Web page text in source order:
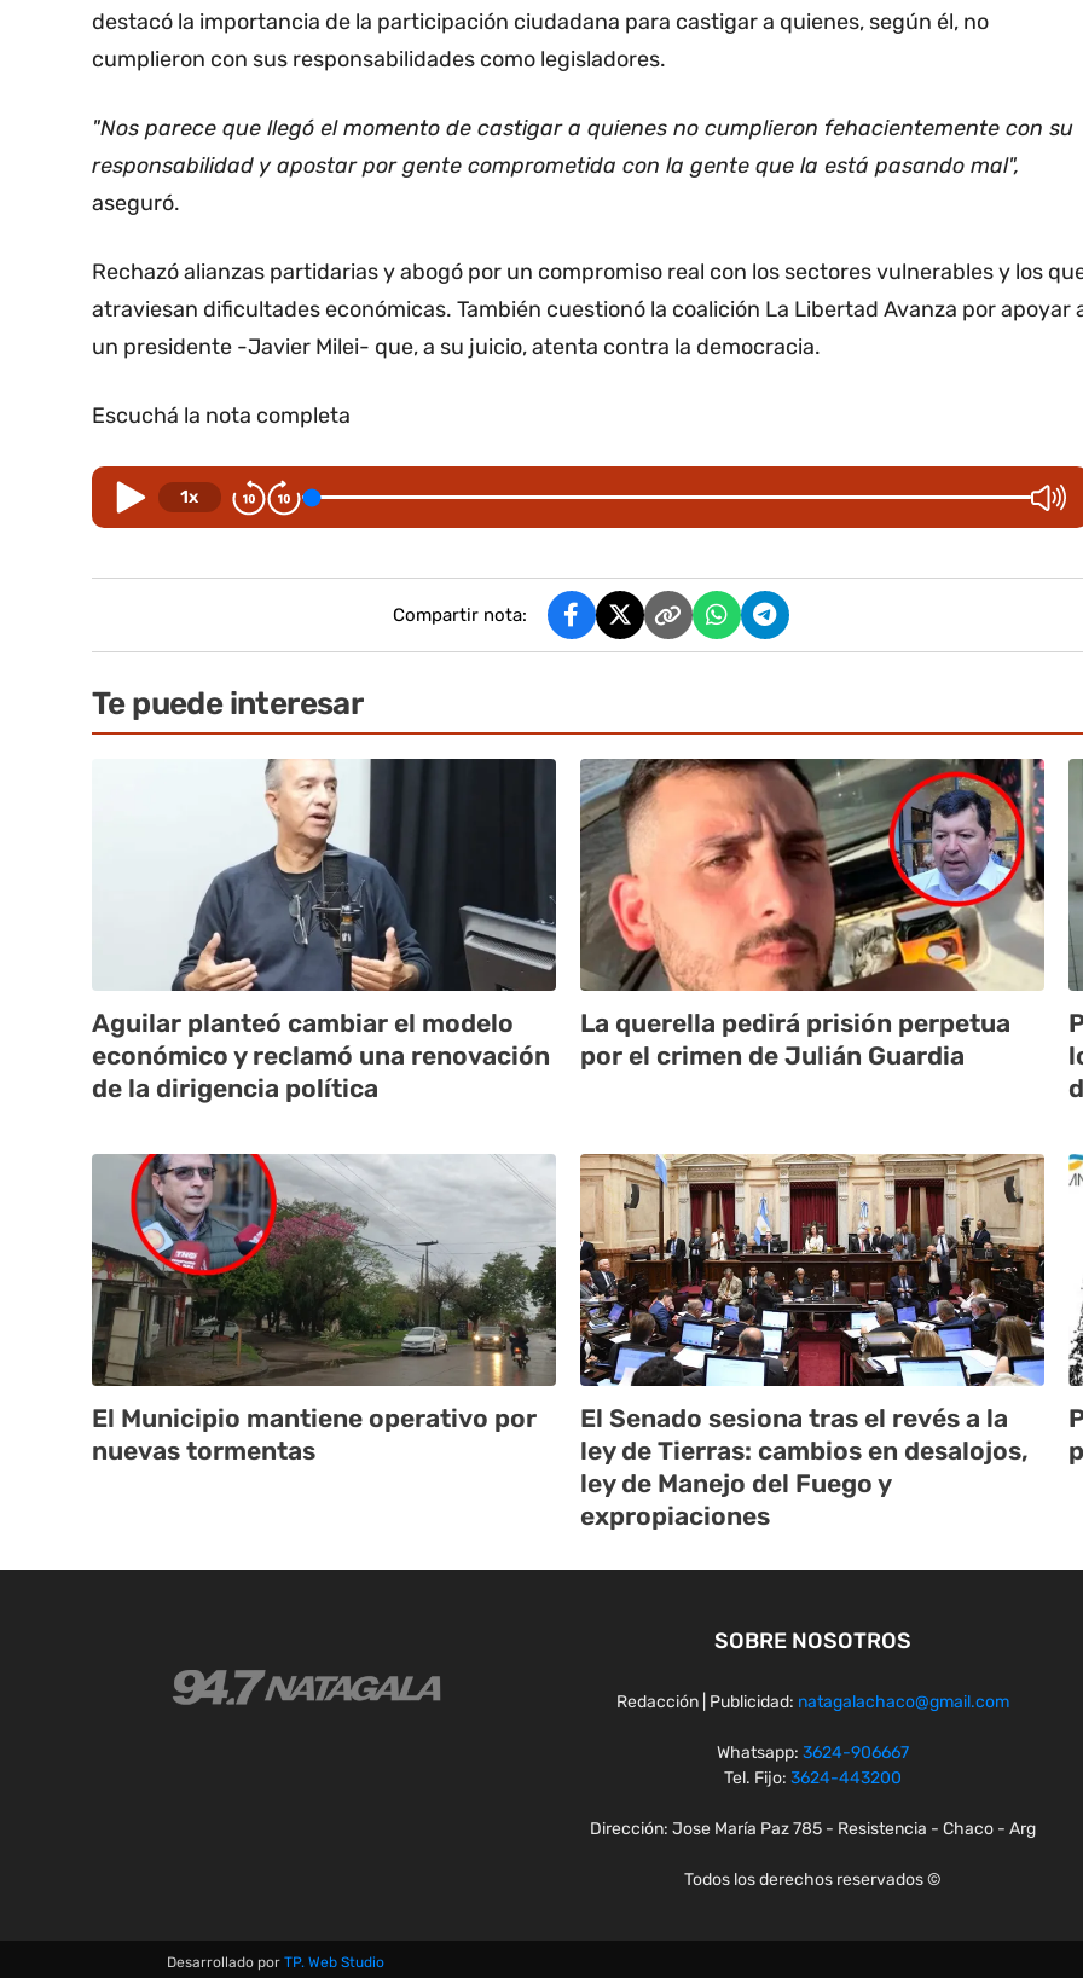
destacó la importancia de la participación ciudadana para castigar a quienes, según él, no
cumplieron con sus responsabilidades como legisladores.
"Nos parece que llegó el momento de castigar a quienes no cumplieron fehacientemente con su
responsabilidad y apostar por gente comprometida con la gente que la está pasando mal",
aseguró.
Rechazó alianzas partidarias y abogó por un compromiso real con los sectores vulnerables y los
atraviesan dificultades económicas. También cuestionó la coalición La Libertad Avanza por apoyar
un presidente -Javier Milei- que, a su juicio, atenta contra la democracia.
Escuchá la nota completa
1x
Compartir nota:
Te puede interesar
Aguilar planteó cambiar el modelo
económico y reclamó una renovación
de la dirigencia política
La querella pedirá prisión perpetua
por el crimen de Julián Guardia
El Municipio mantiene operativo por
nuevas tormentas
El Senado sesiona tras el revés a la
ley de Tierras: cambios en desalojos,
ley de Manejo del Fuego y
expropiaciones
SOBRE NOSOTROS
Redacción | Publicidad: natagalachaco@gmail.com
Whatsapp: 3624-906667
Tel. Fijo: 3624-443200
Dirección: Jose María Paz 785 - Resistencia - Chaco - Arg
Todos los derechos reservados ©
Desarrollado por TP. Web Studio